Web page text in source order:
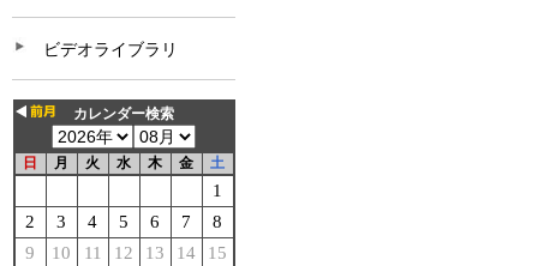
ビデオライブラリ
カレンダー検索
日 月 火 水 木 金 土
1
2
3 4 5 6 7
8
9
10 11 12 13 14
15